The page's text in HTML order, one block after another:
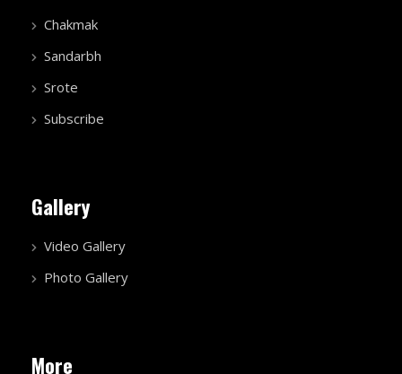
Chakmak
Sandarbh
Srote
Subscribe
Gallery
Video Gallery
Photo Gallery
More